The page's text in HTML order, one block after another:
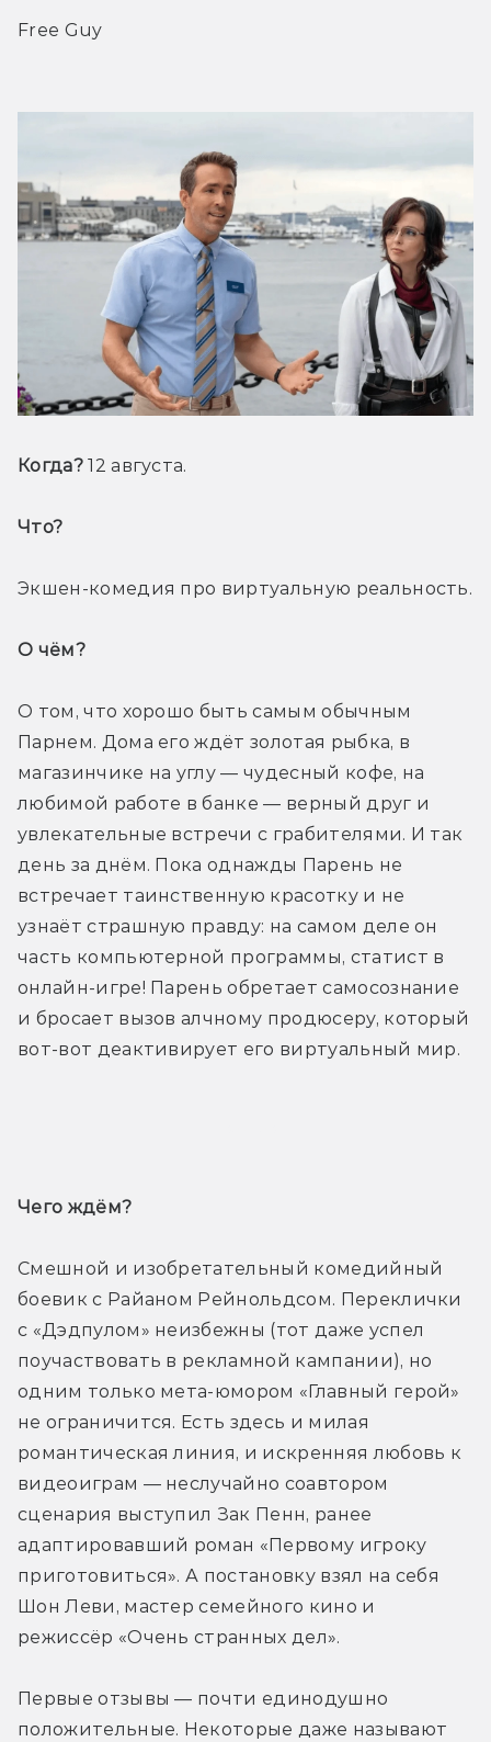
Free Guy
Когда? 12 августа.
Что?
Экшен-комедия про виртуальную реальность.
О чём?
О том, что хорошо быть самым обычным
Парнем. Дома его ждёт золотая рыбка, в
магазинчике на углу — чудесный кофе, на
любимой работе в банке — верный друг и
увлекательные встречи с грабителями. И так
день за днём. Пока однажды Парень не
встречает таинственную красотку и не
узнаёт страшную правду: на самом деле он
часть компьютерной программы, статист в
онлайн-игре! Парень обретает самосознание
и бросает вызов алчному продюсеру, который
вот-вот деактивирует его виртуальный мир.
Чего ждём?
Смешной и изобретательный комедийный
боевик с Райаном Рейнольдсом. Переклички
с «Дэдпулом» неизбежны (тот даже успел
поучаствовать в рекламной кампании), но
одним только мета-юмором «Главный герой»
не ограничится. Есть здесь и милая
романтическая линия, и искренняя любовь к
видеоиграм — неслучайно соавтором
сценария выступил Зак Пенн, ранее
адаптировавший роман «Первому игроку
приготовиться». А постановку взял на себя
Шон Леви, мастер семейного кино и
режиссёр «Очень странных дел».
Первые отзывы — почти единодушно
положительные. Некоторые даже называют